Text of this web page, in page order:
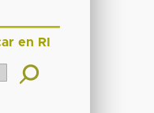
en RI